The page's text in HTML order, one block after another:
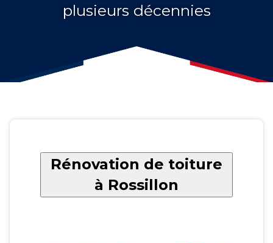
plusieurs décennies
Rénovation de toiture
à Rossillon